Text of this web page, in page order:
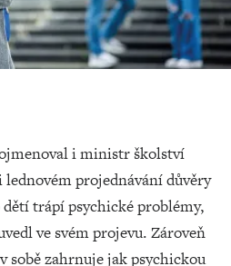
i ministr školství
projednávání důvěry
trápí psychické problémy,
ve svém projevu. Zároveň
sobě zahrnuje jak psychickou